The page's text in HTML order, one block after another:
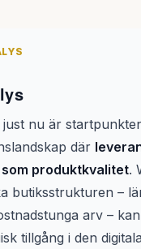
just nu är
där
produktkvalitet.
butiksstrukturen –
arv –
tillgång i den